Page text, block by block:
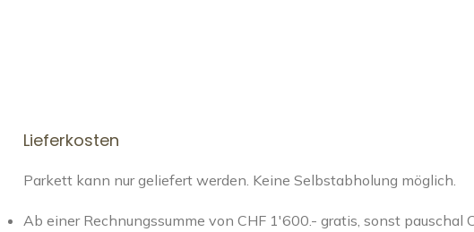
Lieferkosten
Parkett kann nur geliefert werden. Keine Selbstabholung möglich.
Ab einer Rechnungssumme von CHF 1'600.- gratis, sonst pauschal